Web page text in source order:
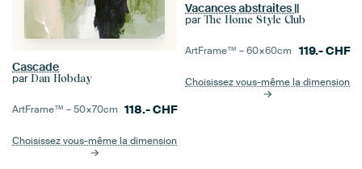
Cascade
par Dan Hobday
ArtFrame™ –50×70cm 118.-CHF
Choisissez vous-même la dimension
Vacances abstraites ||
par The Home Style Club
ArtFrame™ –60×60cm 119.-CHF
Choisissez vous-même la dimension